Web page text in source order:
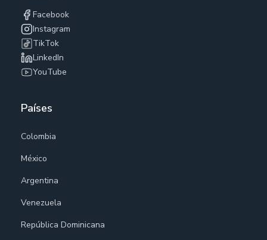
Facebook
Instagram
TikTok
LinkedIn
YouTube
Países
Colombia
México
Argentina
Venezuela
República Dominicana